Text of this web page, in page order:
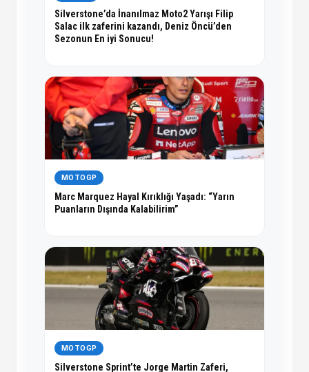
Silverstone’da İnanılmaz Moto2 Yarışı Filip
Salac ilk zaferini kazandı, Deniz Öncü’den
Sezonun En iyi Sonucu!
MOTOGP
Marc Marquez Hayal Kırıklığı Yaşadı: “Yarın
Puanların Dışında Kalabilirim”
MOTOGP
Silverstone Sprint’te Jorge Martin Zaferi,